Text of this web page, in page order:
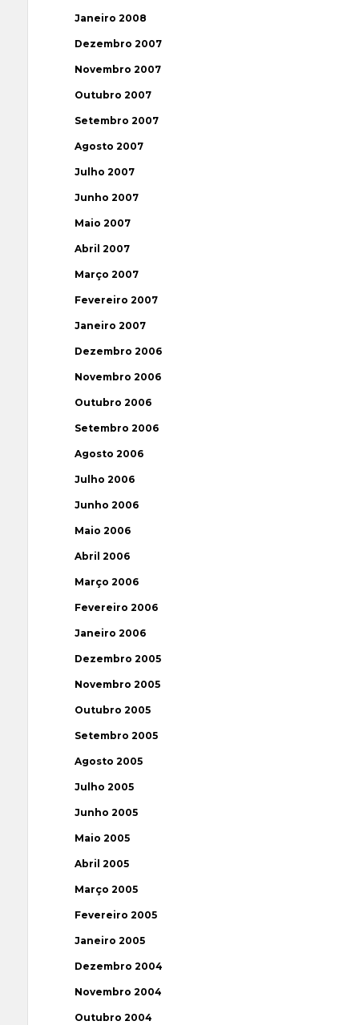
Janeiro 2008
Dezembro 2007
Novembro 2007
Outubro 2007
Setembro 2007
Agosto 2007
Julho 2007
Junho 2007
Maio 2007
Abril 2007
Março 2007
Fevereiro 2007
Janeiro 2007
Dezembro 2006
Novembro 2006
Outubro 2006
Setembro 2006
Agosto 2006
Julho 2006
Junho 2006
Maio 2006
Abril 2006
Março 2006
Fevereiro 2006
Janeiro 2006
Dezembro 2005
Novembro 2005
Outubro 2005
Setembro 2005
Agosto 2005
Julho 2005
Junho 2005
Maio 2005
Abril 2005
Março 2005
Fevereiro 2005
Janeiro 2005
Dezembro 2004
Novembro 2004
Outubro 2004